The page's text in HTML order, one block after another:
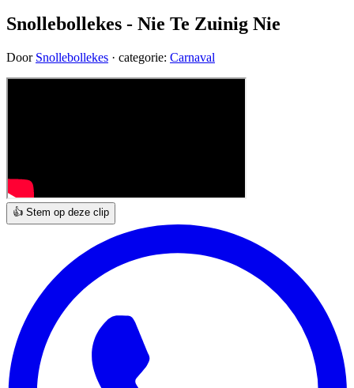
Snollebollekes - Nie Te Zuinig Nie
Door Snollebollekes · categorie: Carnaval
👍 Stem op deze clip